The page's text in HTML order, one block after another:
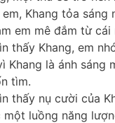
Khang tỏa sáng
em mê đắm từ cái
thấy Khang, em
Khang là ánh sáng
tìm.
thấy nụ cười của
một luồng năng